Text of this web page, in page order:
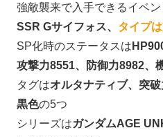
強敵襲来で入手できるイベ
SSR Gサイフォス、 タイプ
SP化時のステータスは
攻撃力8551、防御力8982、
タグはオルタナティブ、突破
黒色の5つ
シリーズはガンダムAGE